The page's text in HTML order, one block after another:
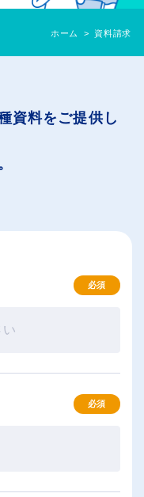
ホーム 資料請求
資料をご提供し
必須
必須